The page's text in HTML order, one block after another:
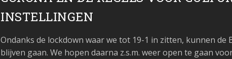
INSTELLINGEN
Ondanks de lockdown waar we tot 19-1 in zitten, kunnen de
blijven gaan. We hopen daarna z.s.m. weer open te gaan